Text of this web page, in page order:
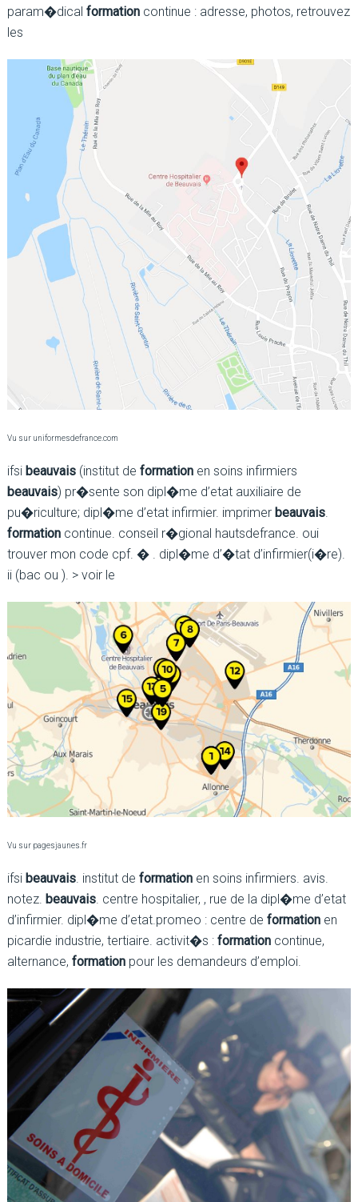
param�dical formationcontinue : adresse, photos, retrouvez
les
Vu sur uniformesdefrance.com
ifsi beauvais(institut de formationen soins infirmiers
beauvais) pr�sente son dipl�me d’etat auxiliaire de
pu�riculture; dipl�me d’etat infirmier. imprimer beauvais.
formationcontinue. conseil r�gional hautsdefrance. oui
trouver mon code cpf. � . dipl�me d’�tat d’infirmier(i�re).
ii (bac ou ). > voir le
Vu sur pagesjaunes.fr
ifsi beauvais. institut de formationen soins infirmiers. avis.
notez. beauvais. centre hospitalier, , rue de la dipl�me d’etat
d’infirmier. dipl�me d’etat.promeo : centre de formationen
picardie industrie, tertiaire. activit�s : formationcontinue,
alternance, formationpour les demandeurs d’emploi.